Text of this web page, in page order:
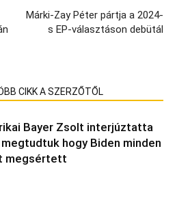
Márki-Zay Péter pártja a 2024-
s EP-választáson debütál
CIKK A SZERZŐTŐL
Bayer Zsolt interjúztatta
hogy Biden minden
megsértett